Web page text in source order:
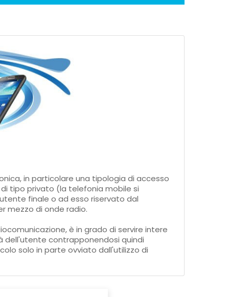
in particolare una tipologia di accesso
tipo privato (la telefonia mobile si
finale o ad esso riservato dal
mezzo di onde radio.
è in grado di servire intere
dell'utente contrapponendosi quindi
solo in parte ovviato dall'utilizzo di